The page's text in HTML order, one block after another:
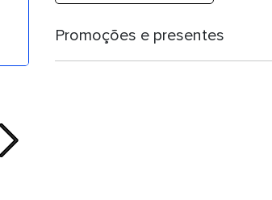
Next
Promoções e presentes